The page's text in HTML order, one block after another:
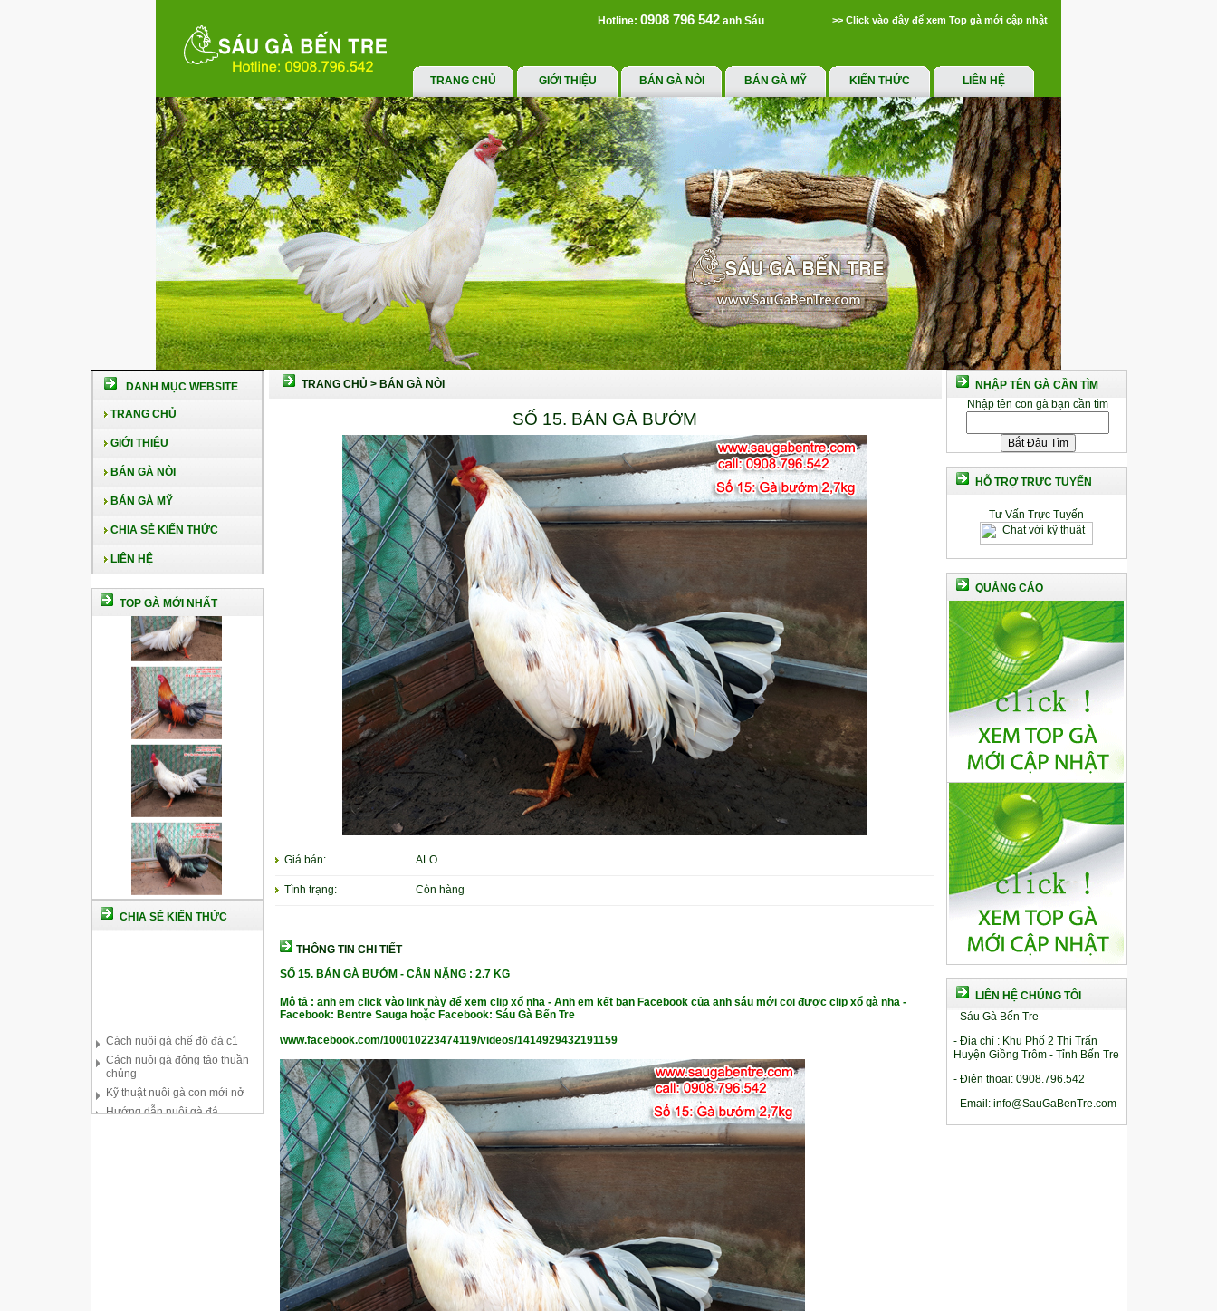
Hotline: 0908 796 542 anh Sáu >> Click vào đây để xem Top gà mới cập nhật
TRANG CHỦ GIỚI THIỆU BÁN GÀ NÒI BÁN GÀ MỸ KIẾN THỨC LIÊN HỆ
DANH MỤC WEBSITE
TRANG CHỦ
GIỚI THIỆU
BÁN GÀ NÒI
BÁN GÀ MỸ
CHIA SẺ KIẾN THỨC
LIÊN HỆ
TOP GÀ MỚI NHẤT
CHIA SẺ KIẾN THỨC
Kỹ thuật nuôi gà con mới nở
Hướng dẫn nuôi gà đá
Tại sao bạn cần biết cách nuôi
gà chọi ?
TRANG CHỦ > BÁN GÀ NÒI
SỐ 15. BÁN GÀ BƯỚM
Giá bán: ALO
Tình trạng: Còn hàng
THÔNG TIN CHI TIẾT
SỐ 15. BÁN GÀ BƯỚM - CÂN NẶNG : 2.7 KG
Mô tả : anh em click vào link này để xem clip xổ nha - Anh em kết bạn Facebook của anh sáu mới coi được clip xổ gà nha -
Facebook: Bentre Sauga hoặc Facebook: Sáu Gà Bến Tre
www.facebook.com/100010223474119/videos/1414929432191159
NHẬP TÊN GÀ CẦN TÌM
Nhập tên con gà bạn cần tìm
HỖ TRỢ TRỰC TUYẾN
Tư Vấn Trực Tuyến
QUẢNG CÁO
LIÊN HỆ CHÚNG TÔI
- Sáu Gà Bến Tre
- Địa chỉ : Khu Phố 2 Thị Trấn
Huyện Giồng Trôm - Tỉnh Bến Tre
- Điện thoại: 0908.796.542
- Email: info@SauGaBenTre.com